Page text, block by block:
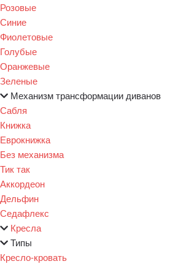
Розовые
Синие
Фиолетовые
Голубые
Оранжевые
Зеленые
Механизм трансформации диванов
Сабля
Книжка
Еврокнижка
Без механизма
Тик так
Аккордеон
Дельфин
Седафлекс
Кресла
Типы
Кресло-кровать